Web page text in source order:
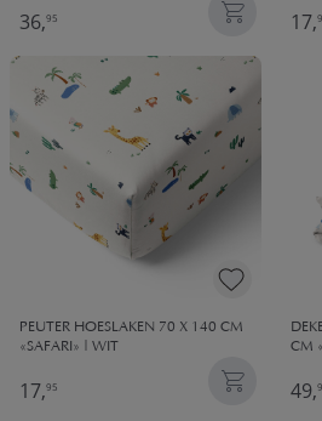
36,95 17,
PEUTER HOESLAKEN 70 X 140 CM
«SAFARI» | WIT
17,95
CM
49,